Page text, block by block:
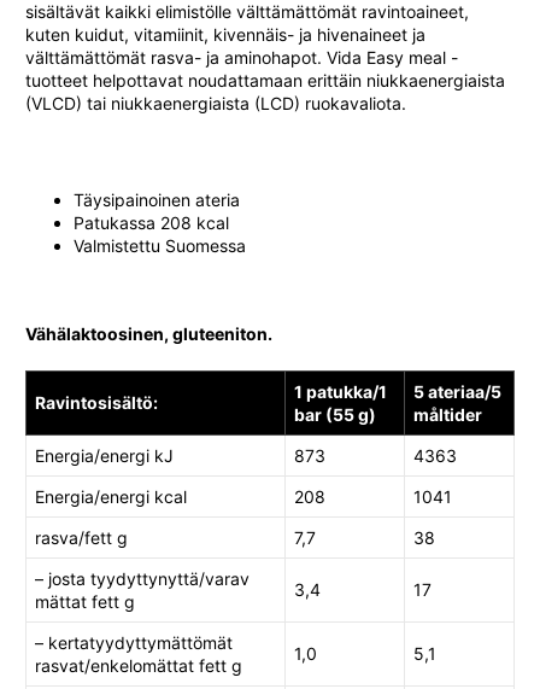
sisältävät kaikki elimistölle välttämättömät ravintoaineet,
kuten kuidut, vitamiinit, kivennäis- ja hivenaineet ja
välttämättömät rasva- ja aminohapot. Vida Easy meal -
tuotteet helpottavat noudattamaan erittäin niukkaenergiaista
(VLCD) tai niukkaenergiaista (LCD) ruokavaliota.
Täysipainoinen ateria
Patukassa 208 kcal
Valmistettu Suomessa
Vähälaktoosinen, gluteeniton.
Ravintosisältö:
1 patukka/1
bar (55 g)
5 ateriaa/5
måltider
Energia/energi kJ
873
4363
Energia/energi kcal
208
1041
rasva/fett g
7,7
38
– josta tyydyttynyttä/varav
mättat fett g
3,4 17
– kertatyydyttymättömät
rasvat/enkelomättat fett g
1,0 5,1